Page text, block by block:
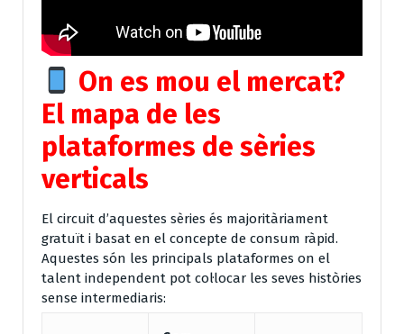
On es mou el mercat?
El mapa de les
plataformes de sèries
verticals
El circuit d’aquestes sèries és majoritàriament
gratuït i basat en el concepte de consum ràpid.
Aquestes són les principals plataformes on el
talent independent pot col·locar les seves històries
sense intermediaris: